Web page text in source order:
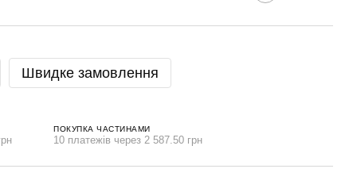
Швидке замовлення
ПОКУПКА ЧАСТИНАМИ
10 платежів через 2 587.50 грн